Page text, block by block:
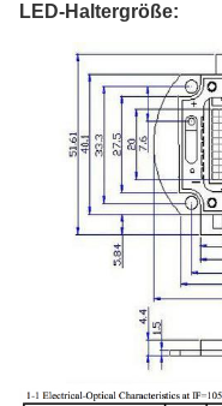
LED-Haltergröße: